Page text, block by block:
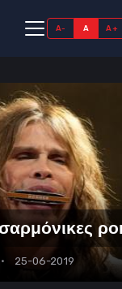
A- A A+
25-06-2019